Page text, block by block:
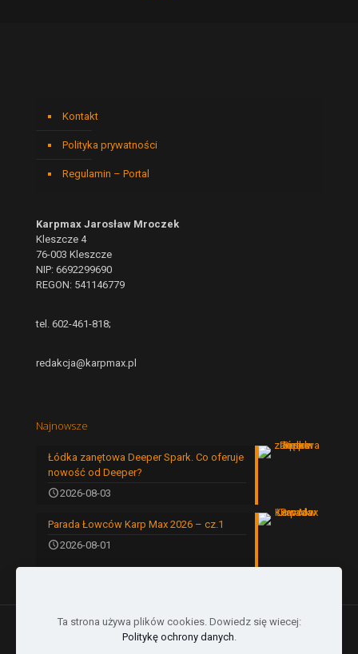
Kontakt
Polityka prywatności
Regulamin – Portal
Karpmax Jarosław Mroczek
Kleszcze 4
76-003 Kleszcze
NIP: 6692299690
REGON: 541146779
tel. 602-461-818;
redakcja@karpmax.pl
Najnowsze
Łódka zanętowa Deeper Spark. Co oferuje
nowość od Deeper?
2026-08-03
Parada Łowców Karp Max 2026 – cz.1
2026-08-01
Ta strona używa plików cookies. Dowiedz się wiecej:
Politykę ochrony danych.